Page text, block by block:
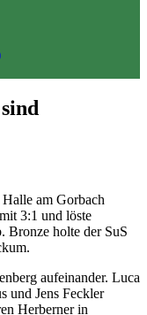
am Gorbach
3:1 und löste
Bronze holte der SuS
aufeinander. Luca
und Jens Feckler
Herberner in